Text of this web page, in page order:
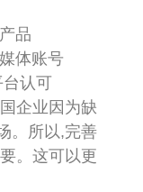
品
体账号
认可
企业因为缺
。所以,完善
。这可以更